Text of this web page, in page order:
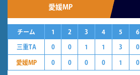
愛媛MP
チーム 1 2 3 4 5 6
三重TA 0 0 1 1 3 0
愛媛MP 0 0 0 0 1 0